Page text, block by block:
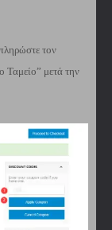
τον
Ταμείο” μετά την